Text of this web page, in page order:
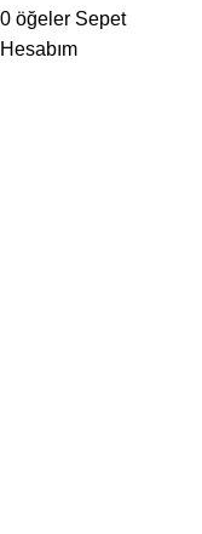
0 öğeler Sepet
Hesabım